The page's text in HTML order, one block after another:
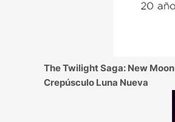
The Twilight Saga: New Moon
Crepúsculo Luna Nueva